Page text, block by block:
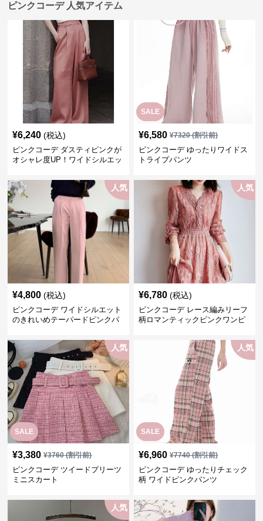
ピンクコーデ 人気アイテム
¥6,240 (税込)
ピンクコーデ ダスティピンクが
オシャレ度UP！ワイドシルエッ
SALE
¥6,580 ¥7320(割引前)
ピンクコーデ ゆったりワイドス
トライプパンツ
人気
¥4,800 (税込)
ピンクコーデ ワイドシルエット
のきれいめテーパードピンクパ
人気
¥6,780 (税込)
ピンクコーデ レース編みリーフ
柄ロマンティックピンクワンピ
SALE
人気
¥3,380 ¥3760(割引前)
ピンクコーデ ツイードプリーツ
ミニスカート
SALE
人気
¥6,960 ¥7740(割引前)
ピンクコーデ ゆったりチェック
柄 ワイドピンクパンツ
人気